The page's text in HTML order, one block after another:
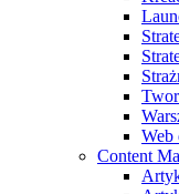
Web
Content